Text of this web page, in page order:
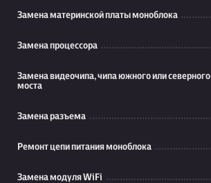
Замена материнской платы моноблока
Замена процессора
Замена видеочипа, чипа южного или северного
моста
Замена разъема
Ремонт цепи питания моноблока
Замена модуля WiFi